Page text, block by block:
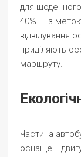
для
40% — з
відвідування
приділяють
маршруту.
Частина
оснащені